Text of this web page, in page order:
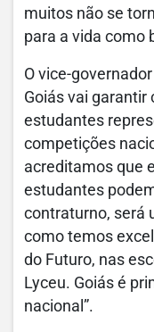
muitos não se
para a vida como
O vice-
Goiás vai garantir
estudantes
competições
acreditamos que
estudantes
contraturno, será
como temos
do Futuro, nas
Lyceu. Goiás é
nacional”.